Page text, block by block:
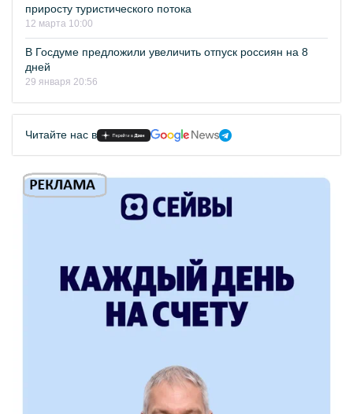
приросту туристического потока
12 марта 10:00
В Госдуме предложили увеличить отпуск россиян на 8
дней
29 января 20:56
Читайте нас в